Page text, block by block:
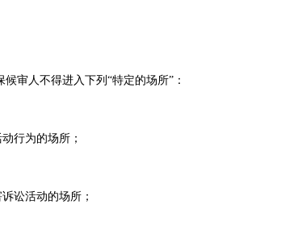
审人不得进入下列“特定的场所”：
行为的场所；
讼活动的场所；